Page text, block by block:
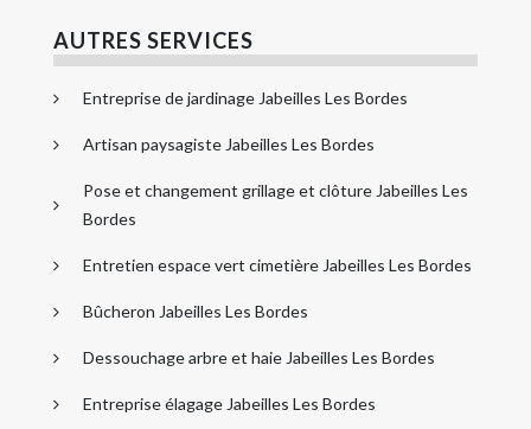
AUTRES SERVICES
Entreprise de jardinage Jabeilles Les Bordes
Artisan paysagiste Jabeilles Les Bordes
Pose et changement grillage et clôture Jabeilles Les
Bordes
Entretien espace vert cimetière Jabeilles Les Bordes
Bûcheron Jabeilles Les Bordes
Dessouchage arbre et haie Jabeilles Les Bordes
Entreprise élagage Jabeilles Les Bordes